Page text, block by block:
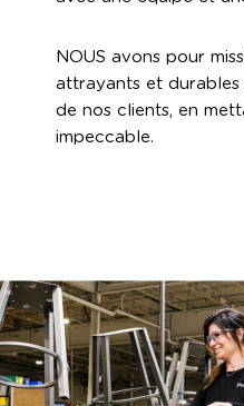
NOUS avons pour
attrayants et durables
de nos clients, en
impeccable.